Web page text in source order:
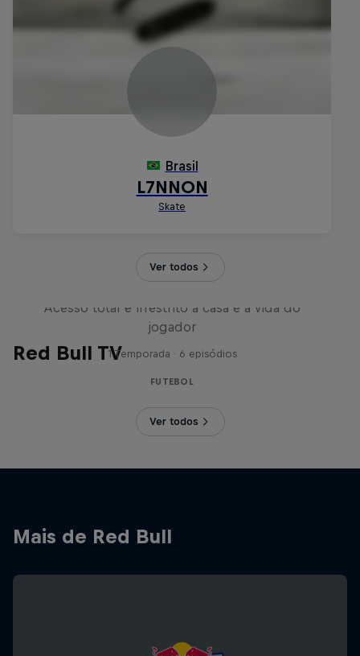
Ver todos
Red Bull TV
Neymar Jr.
Acesso total e irrestrito à casa e à vida do
jogador
1 Temporada · 6 episódios
FUTEBOL
Ver todos
Mais de Red Bull